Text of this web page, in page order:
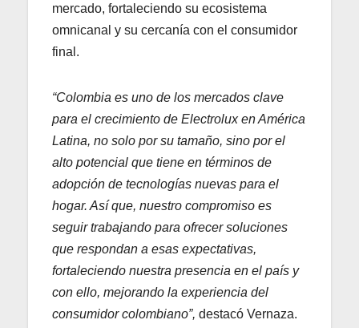
mercado, fortaleciendo su ecosistema
omnicanal y su cercanía con el consumidor
final.
“Colombia es uno de los mercados clave
para el crecimiento de Electrolux en América
Latina, no solo por su tamaño, sino por el
alto potencial que tiene en términos de
adopción de tecnologías nuevas para el
hogar. Así que, nuestro compromiso es
seguir trabajando para ofrecer soluciones
que respondan a esas expectativas,
fortaleciendo nuestra presencia en el país y
con ello, mejorando la experiencia del
consumidor colombiano”, destacó Vernaza.